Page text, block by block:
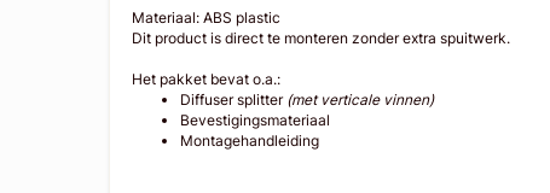
Materiaal: ABS plastic
Dit product is direct te monteren zonder extra spuitwerk.
Het pakket bevat o.a.:
Diffuser splitter (met verticale vinnen)
Bevestigingsmateriaal
Montagehandleiding